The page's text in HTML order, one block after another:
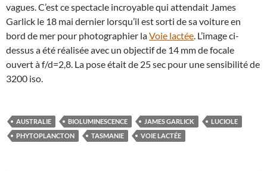
vagues. C’est ce spectacle incroyable qui attendait James
Garlick le 18 mai dernier lorsqu’il est sorti de sa voiture en
bord de mer pour photographier laVoie lactée. L’image ci-
dessus a été réalisée avec un objectif de 14 mm de focale
ouvert à f/d=2,8. La pose était de 25 sec pour une sensibilité de
3200 iso.
AUSTRALIE BIOLUMINESCENCE JAMES GARLICK
LUCIOLE
PHYTOPLANCTON
TASMANIE VOIE LACTÉE